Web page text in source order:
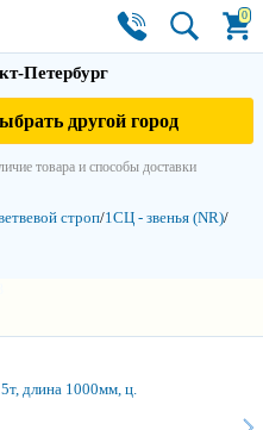
0
Петербург
другой город
товара и способы доставки
строп/1СЦ - звенья (NR)/
длина 1000мм, ц.